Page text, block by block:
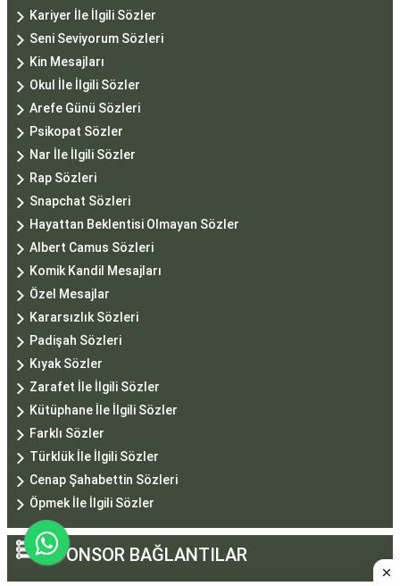
Kariyer İle İlgili Sözler
Seni Seviyorum Sözleri
Kin Mesajları
Okul İle İlgili Sözler
Arefe Günü Sözleri
Psikopat Sözler
Nar İle İlgili Sözler
Rap Sözleri
Snapchat Sözleri
Hayattan Beklentisi Olmayan Sözler
Albert Camus Sözleri
Komik Kandil Mesajları
Özel Mesajlar
Kararsızlık Sözleri
Padişah Sözleri
Kıyak Sözler
Zarafet İle İlgili Sözler
Kütüphane İle İlgili Sözler
Farklı Sözler
Türklük İle İlgili Sözler
Cenap Şahabettin Sözleri
Öpmek İle İlgili Sözler
SPONSOR BAĞLANTILAR